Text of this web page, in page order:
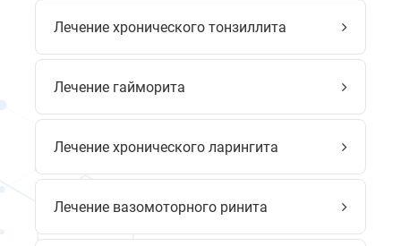
Лечение хронического тонзиллита
Лечение гайморита
Лечение хронического ларингита
Лечение вазомоторного ринита